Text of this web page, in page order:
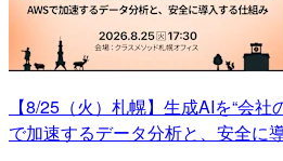
【8/25（火）札幌】生成AIを“会
で加速するデータ分析と、安全に